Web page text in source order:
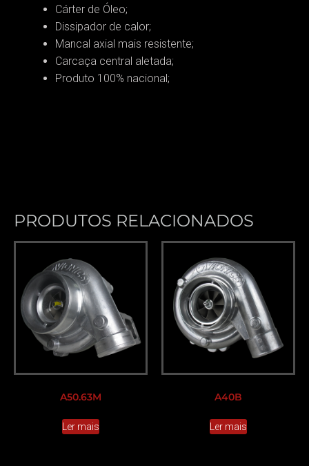
PRODUTOS RELACIONADOS
A50.63M
Ler mais
A40B
Ler mais
Cárter de Óleo;
Dissipador de calor;
Mancal axial mais resistente;
Carcaça central aletada;
Produto 100% nacional;